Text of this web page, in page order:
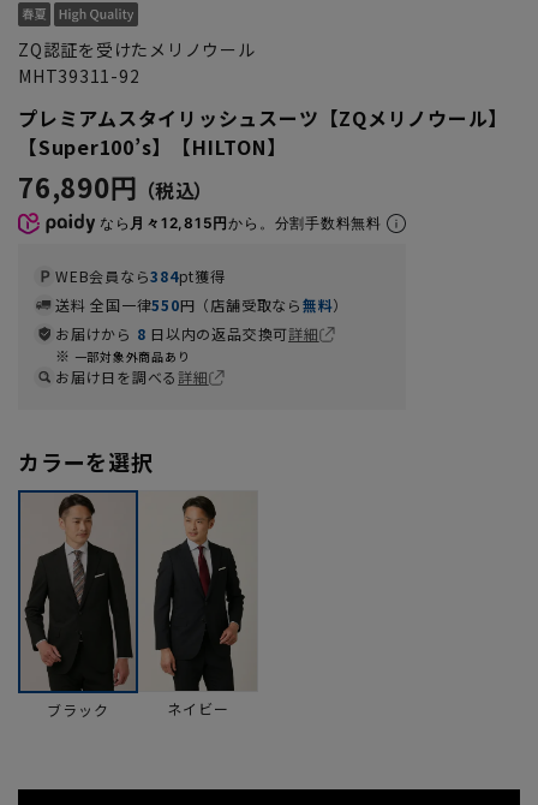
ZQ認証を受けたメリノウール
MHT39311-92
プレミアムスタイリッシュスーツ【ZQメリノウール】
【Super100’s】【HILTON】
76,890円
なら 月々12,815円から。分割手数料無料
WEB会員なら384pt獲得
送料 全国一律550円（店舗受取なら無料）
お届けから 8 日以内の返品交換可詳細
一部対象外商品あり
お届け日を調べる詳細
カラーを選択
ブラック ネイビー